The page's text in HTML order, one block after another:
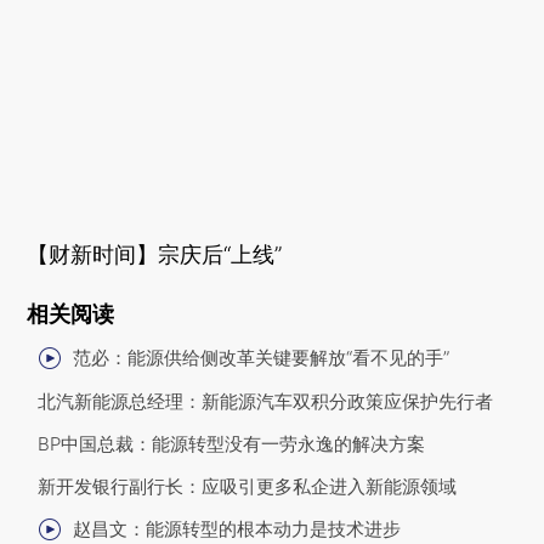
【财新时间】宗庆后“上线”
相关阅读
范必：能源供给侧改革关键要解放“看不见的手”
北汽新能源总经理：新能源汽车双积分政策应保护先行者
BP中国总裁：能源转型没有一劳永逸的解决方案
新开发银行副行长：应吸引更多私企进入新能源领域
赵昌文：能源转型的根本动力是技术进步